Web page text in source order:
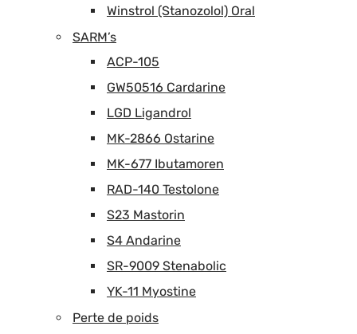
Winstrol (Stanozolol) Oral
SARM’s
ACP-105
GW50516 Cardarine
LGD Ligandrol
MK-2866 Ostarine
MK-677 Ibutamoren
RAD-140 Testolone
S23 Mastorin
S4 Andarine
SR-9009 Stenabolic
YK-11 Myostine
Perte de poids